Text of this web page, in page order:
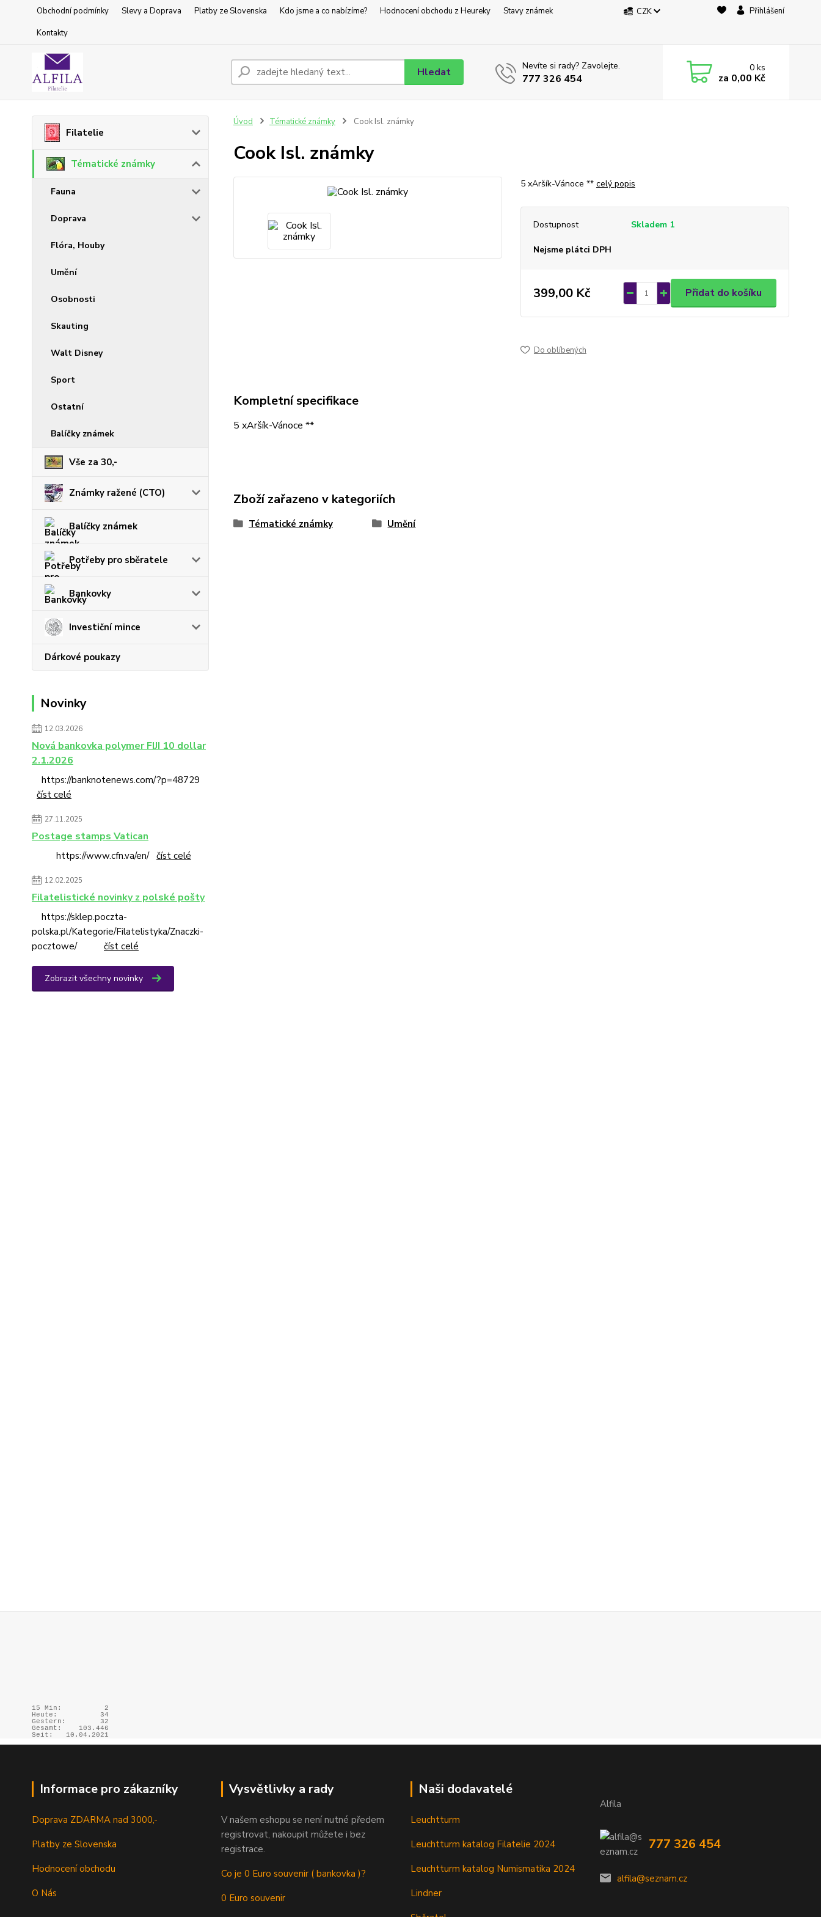
Obchodní podmínky Slevy a Doprava Platby ze Slovenska Kdo jsme a co nabízíme? Hodnocení obchodu z Heureky
Stavy známek
Kontakty
CZK Přihlášení
Hledat Nevíte si rady? Zavolejte.
777 326 454
0ks
za 0,00 Kč
Filatelie
Tématické známky
Fauna
Doprava
Flóra, Houby
Umění
Osobnosti
Skauting
Walt Disney
Sport
Ostatní
Balíčky známek
Vše za 30,-
Známky ražené (CTO)
Balíčky známek
Potřeby pro sběratele
Bankovky
Investiční mince
Dárkové poukazy
Novinky
12.03.2026
Nová bankovka polymer FIJI 10 dollar
2.1.2026
https://banknotenews.com/?p=48729
číst celé
27.11.2025
Postage stamps Vatican
https://www.cfn.va/en/ číst celé
12.02.2025
Filatelistické novinky z polské pošty
https://sklep.poczta-
polska.pl/Kategorie/Filatelistyka/Znaczki-
pocztowe/ číst celé
Zobrazit všechny novinky
Úvod Tématické známky Cook Isl. známky
Cook Isl. známky
5 xAršík-Vánoce ** celý popis
Dostupnost Skladem 1
Nejsme plátci DPH
399,00 Kč Přidat do košíku
Do oblíbených
Kompletní specifikace
5 xAršík-Vánoce **
Zboží zařazeno v kategoriích
Tématické známky Umění
15 Min:
2
Heute:
34
Gestern:
32
Gesamt:
103.446
Seit:
10.04.2021
Informace pro zákazníky
Doprava ZDARMA nad 3000,-
Platby ze Slovenska
Hodnocení obchodu
O Nás
Vysvětlivky a rady
V našem eshopu se není nutné předem
registrovat, nakoupit můžete i bez
registrace.
Co je 0 Euro souvenir ( bankovka )?
0 Euro souvenir
Naši dodavatelé
Leuchtturm
Leuchtturm katalog Filatelie 2024
Leuchtturm katalog Numismatika 2024
Lindner
Alfila
777 326 454
alfila@seznam.cz